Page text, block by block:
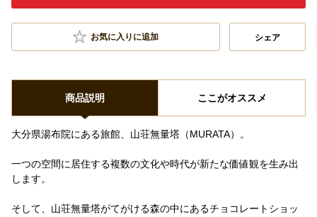
お気に入りに追加 シェア
商品説明 ここがオススメ
大分県湯布院にある旅館、山荘無量塔（MURATA）。
一つの空間に居住する複数の文化や時代が新たな価値観を生み出
します。
そして、山荘無量塔がてがける森の中にあるチョコレートショッ